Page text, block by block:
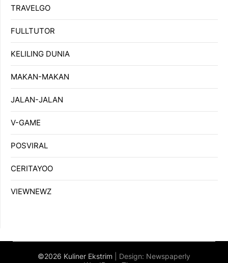
TRAVELGO
FULLTUTOR
KELILING DUNIA
MAKAN-MAKAN
JALAN-JALAN
V-GAME
POSVIRAL
CERITAYOO
VIEWNEWZ
©2026 Kuliner Ekstrim | Design: Newspaperly